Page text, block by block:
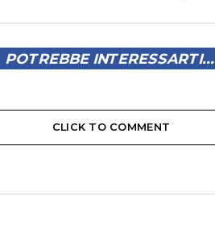
POTREBBE INTERESSARTI...
CLICK TO COMMENT